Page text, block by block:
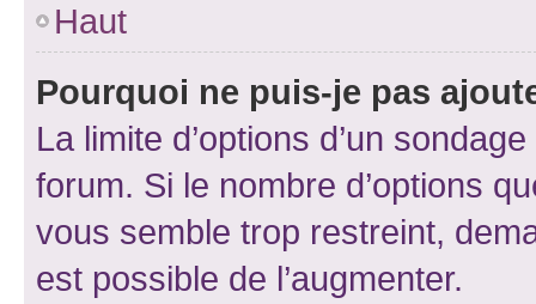
Haut
Pourquoi ne puis-je pas
La limite d’options d’un
forum. Si le nombre d’options
vous semble trop restreint,
est possible de l’augmenter.